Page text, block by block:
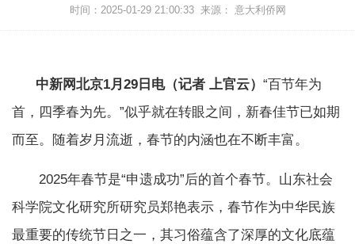
时间：2025-01-29 21:00:33 来源： 意大利侨网
中新网北京1月29日电（记者 上官云） “百节年为
首，四季春为先。”似乎就在转眼之间，新春佳节已如期
而至。随着岁月流逝，春节的内涵也在不断丰富。
2025年春节是“申遗成功”后的首个春节。山东社会
科学院文化研究所研究员郑艳表示，春节作为中华民族
最重要的传统节日之一，其习俗蕴含了深厚的文化底蕴